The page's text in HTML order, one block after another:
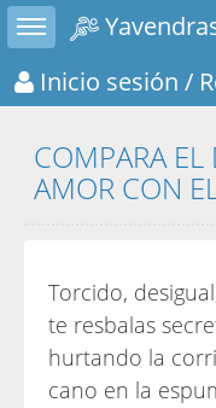
Toggle sidebar
Inicio sesión /
COMPARA EL
AMOR CON
Torcido,
te resbalas
hurtando la
cano en la